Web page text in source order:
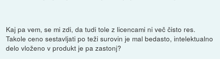
Kaj pa vem, se mi zdi, da tudi tole z licencami ni več čisto res.
Takole ceno sestavljati po teži surovin je mal bedasto, intelektualno
delo vloženo v produkt je pa zastonj?